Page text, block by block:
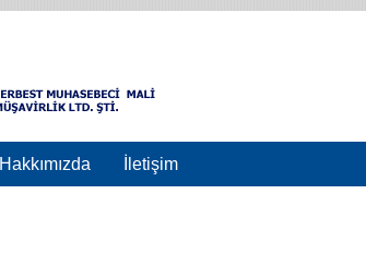
Hakkımızda İletişim